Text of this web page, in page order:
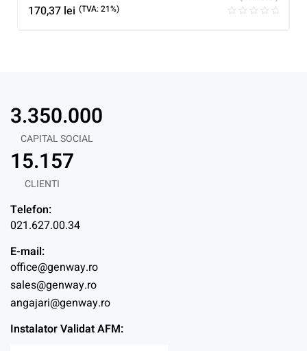
170,37 lei (TVA: 21%)
CAPITAL SOCIAL
3.350.000
CLIENTI
15.157
Telefon:
021.627.00.34
E-mail:
office@genway.ro
sales@genway.ro
angajari@genway.ro
Instalator Validat AFM: